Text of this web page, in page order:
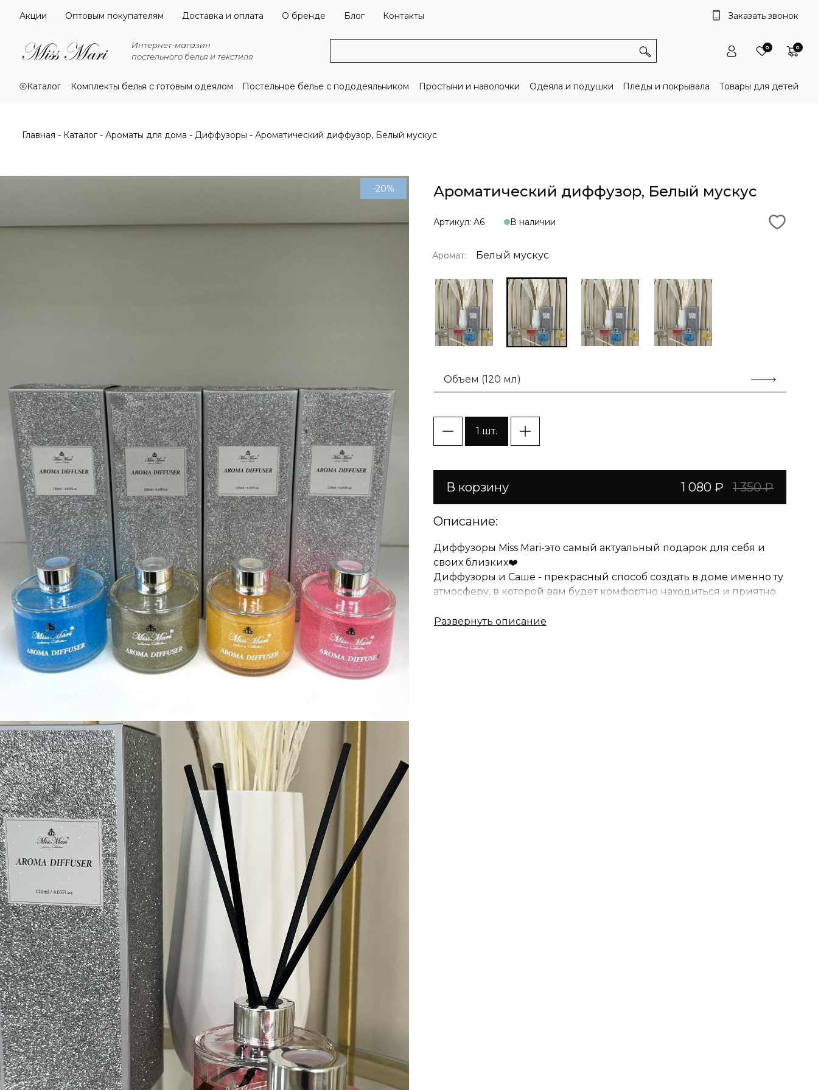
Акции Оптовым покупателям Доставка и оплата О бренде Блог Контакты Заказать звонок
Интернет-магазин
постельного белья и текстиля
0 0
Каталог Комплекты белья с готовым одеялом Постельное белье с пододеяльником Простыни и наволочки Одеяла и подушки Пледы и покрывала Товары для детей
Главная Каталог Ароматы для дома Диффузоры Ароматический диффузор, Белый мускус
-20% Ароматический диффузор, Белый мускус
Артикул: A6 В наличии
Аромат: Белый мускус
Объем (120 мл)
1 шт.
В корзину 1 080 ₽ 1 350 ₽
Описание:
Диффузоры Miss Mari-это самый актуальный подарок для себя и
своих близких❤️
Диффузоры и Саше - прекрасный способ создать в доме именно ту
атмосферу, в которой вам будет комфортно находиться и приятно
Уют имеет особый аромат, и для каждого человека он свой -